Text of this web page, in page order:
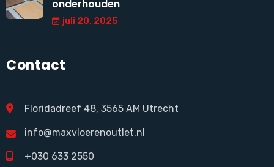
onderhouden
juli 20, 2025
Contact
Floridadreef 48, 3565 AM Utrecht
info@maxvloerenoutlet.nl
+030 633 2550